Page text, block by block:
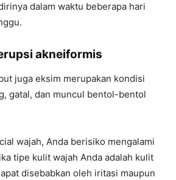
dalam waktu beberapa hari
akneiformis
juga eksim merupakan kondisi
gatal, dan muncul bentol-bentol
wajah, Anda berisiko mengalami
tipe kulit wajah Anda adalah kulit
disebabkan oleh iritasi maupun